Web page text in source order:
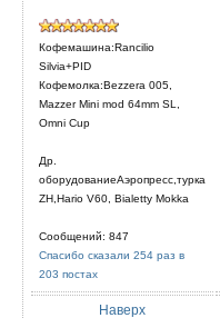
Кофемашина:Rancilio
Silvia+PID
Кофемолка:Bezzera 005,
Mazzer Mini mod 64mm SL,
Omni Cup
Др.
оборудованиеАэропресс,турка
ZH,Hario V60, Bialetty Mokka
Сообщений: 847
Спасибо сказали 254 раз в
203 постах
Наверх